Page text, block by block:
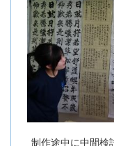
制作途中に中間検